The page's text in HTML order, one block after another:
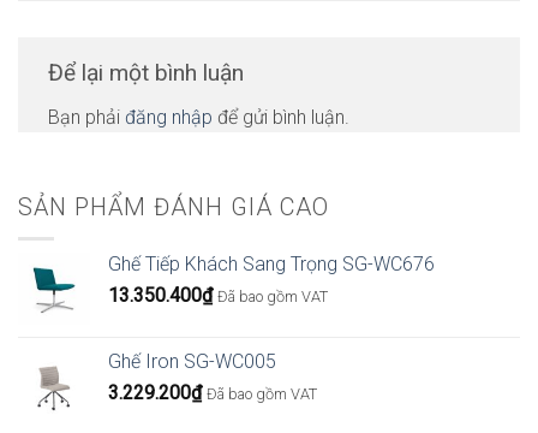
SẢN PHẨM ĐÁNH GIÁ CAO
Ghế Tiếp Khách Sang Trọng SG-WC676
13.350.400₫ Đã bao gồm VAT
Ghế Iron SG-WC005
3.229.200₫ Đã bao gồm VAT
Để lại một bình luận
Bạn phải đăng nhập để gửi bình luận.